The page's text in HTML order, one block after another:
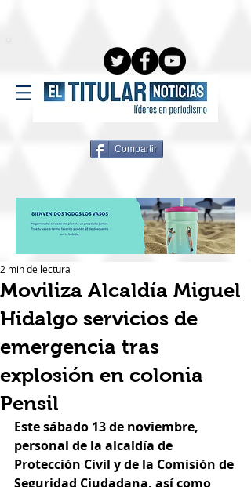
Compartir
Moviliza Alcaldía Miguel
Hidalgo servicios de
emergencia tras
explosión en colonia
Pensil
2 min de lectura
Este sábado 13 de noviembre,
personal de la alcaldía de
Protección Civil y de la Comisión de
Seguridad Ciudadana, así como